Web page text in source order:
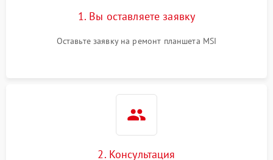
Память и данные
Режим работы
1. Вы оставляете заявку
Оставьте заявку на ремонт планшета MSI
2. Консультация